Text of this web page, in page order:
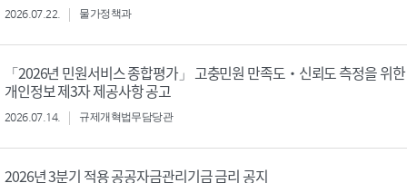
2026.07.22. 물가정책과
「2026년 민원서비스 종합평가」 고충민원 만족도‧신뢰도 측정을 위한
개인정보 제3자 제공사항 공고
2026.07.14. 규제개혁법무담당관
2026년 3분기 적용 공공자금관리기금 금리 공지